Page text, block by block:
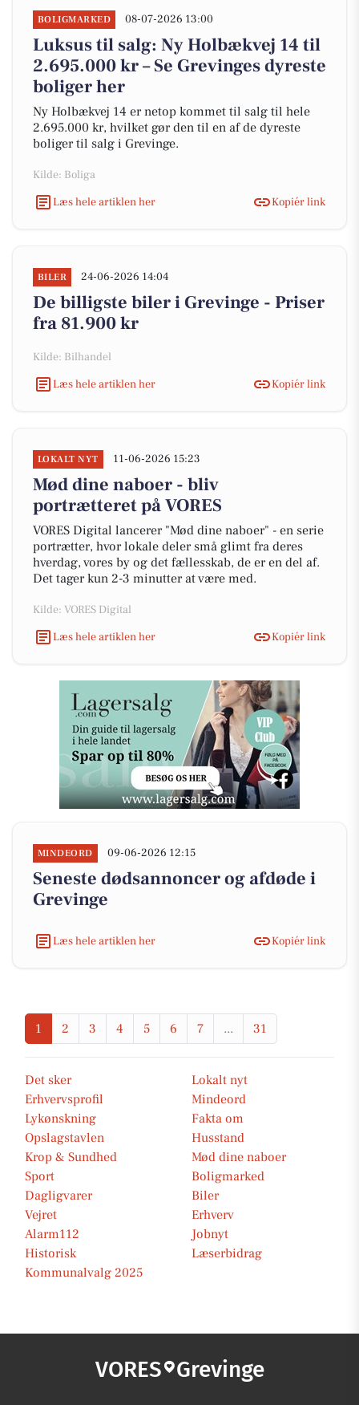
BOLIGMARKED 08-07-2026 13:00
Luksus til salg: Ny Holbækvej 14 til
2.695.000 kr – Se Grevinges dyreste
boliger her
Ny Holbækvej 14 er netop kommet til salg til hele
2.695.000 kr, hvilket gør den til en af de dyreste
boliger til salg i Grevinge.
Kilde: Boliga
Læs hele artiklen her
Kopiér link
BILER 24-06-2026 14:04
De billigste biler i Grevinge - Priser
fra 81.900 kr
Kilde: Bilhandel
Læs hele artiklen her
Kopiér link
LOKALT NYT 11-06-2026 15:23
Mød dine naboer - bliv
portrætteret på VORES
VORES Digital lancerer "Mød dine naboer" - en serie
portrætter, hvor lokale deler små glimt fra deres
hverdag, vores by og det fællesskab, de er en del af.
Det tager kun 2-3 minutter at være med.
Kilde: VORES Digital
Læs hele artiklen her
Kopiér link
MINDEORD 09-06-2026 12:15
Seneste dødsannoncer og afdøde i
Grevinge
Læs hele artiklen her Kopiér link
1 2 3 4 5 6 7 ... 31
Det sker
Lokalt nyt
Erhvervsprofil
Mindeord
Lykønskning
Fakta om
Opslagstavlen
Husstand
Krop & Sundhed
Mød dine naboer
Sport
Boligmarked
Dagligvarer
Biler
Vejret
Erhverv
Alarm112
Jobnyt
Historisk
Læserbidrag
Kommunalvalg 2025
VORES Grevinge